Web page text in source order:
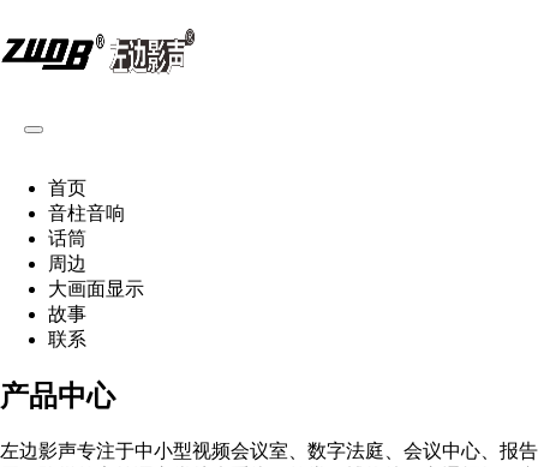
首页
音柱音响
话筒
周边
大画面显示
故事
联系
产品中心
左边影声专注于中小型视频会议室、数字法庭、会议中心、报告